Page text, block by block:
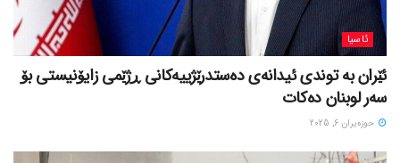
ئاسیا
ئێران بە توندی ئیدانەی دەستدرێژییەکانی ڕژێمی زایۆنیستی بۆ
سەر لوبنان دەکات
حوزه‌یران 6, 2025